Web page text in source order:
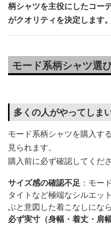
柄シャツを主役にしたコー
がクオリティを決定します。
モード系柄シャツ選
多くの人がやってしま
モード系柄シャツを購入す
見られます。
購入前に必ず確認してくださ
サイズ感の確認不足 ：モー
タイトなど極端なシルエッ
ぶと意図した着こなしにな
必ず実寸（身幅・着丈・肩